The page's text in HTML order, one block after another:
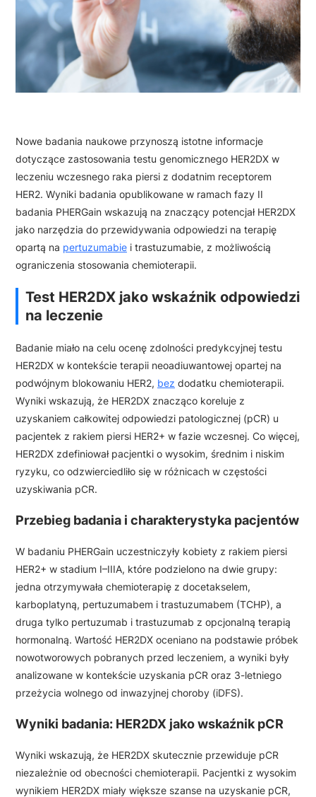
Nowe badania naukowe przynoszą istotne informacje
dotyczące zastosowania testu genomicznego HER2DX w
leczeniu wczesnego raka piersi z dodatnim receptorem
HER2. Wyniki badania opublikowane w ramach fazy II
badania PHERGain wskazują na znaczący potencjał HER2DX
jako narzędzia do przewidywania odpowiedzi na terapię
opartą na pertuzumabie i trastuzumabie, z możliwością
ograniczenia stosowania chemioterapii.
Test HER2DX jako wskaźnik odpowiedzi
na leczenie
Badanie miało na celu ocenę zdolności predykcyjnej testu
HER2DX w kontekście terapii neoadiuwantowej opartej na
podwójnym blokowaniu HER2, bez dodatku chemioterapii.
Wyniki wskazują, że HER2DX znacząco koreluje z
uzyskaniem całkowitej odpowiedzi patologicznej (pCR) u
pacjentek z rakiem piersi HER2+ w fazie wczesnej. Co więcej,
HER2DX zdefiniował pacjentki o wysokim, średnim i niskim
ryzyku, co odzwierciedliło się w różnicach w częstości
uzyskiwania pCR.
Przebieg badania i charakterystyka pacjentów
W badaniu PHERGain uczestniczyły kobiety z rakiem piersi
HER2+ w stadium I–IIIA, które podzielono na dwie grupy:
jedna otrzymywała chemioterapię z docetakselem,
karboplatyną, pertuzumabem i trastuzumabem (TCHP), a
druga tylko pertuzumab i trastuzumab z opcjonalną terapią
hormonalną. Wartość HER2DX oceniano na podstawie próbek
nowotworowych pobranych przed leczeniem, a wyniki były
analizowane w kontekście uzyskania pCR oraz 3-letniego
przeżycia wolnego od inwazyjnej choroby (iDFS).
Wyniki badania: HER2DX jako wskaźnik pCR
Wyniki wskazują, że HER2DX skutecznie przewiduje pCR
niezależnie od obecności chemioterapii. Pacjentki z wysokim
wynikiem HER2DX miały większe szanse na uzyskanie pCR,